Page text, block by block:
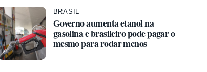
BRASIL
Governo aumenta etanol na
gasolina e brasileiro pode pagar o
mesmo para rodar menos